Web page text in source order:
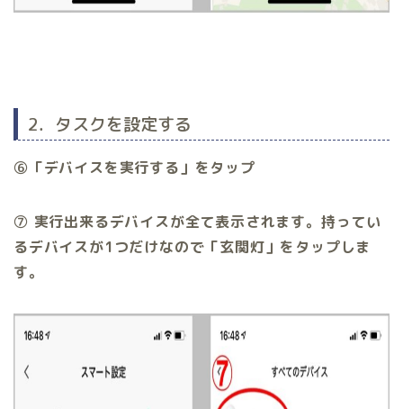
2．タスクを設定する
⑥「デバイスを実行する」をタップ
⑦ 実行出来るデバイスが全て表示されます。持ってい
るデバイスが1つだけなので「玄関灯」をタップしま
す。